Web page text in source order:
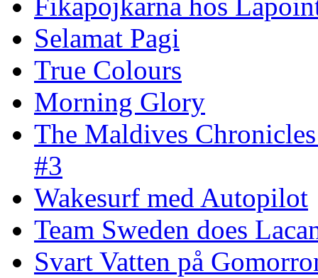
Selamat Pagi
True Colours
Morning Glory
The Maldives
#3
Wakesurf med Autopilot
Team Sweden does
Svart Vatten på